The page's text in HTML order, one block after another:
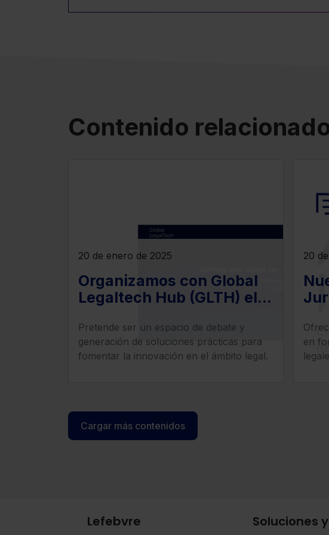
Contenido
20 de enero de 2025
Organizamos con Global
Legaltech Hub (GLTH) el
y soluciones de la
tecnología jurídica"
Pretende ser un espacio de debate y
generación de soluciones prácticas para
fomentar la innovación en el ámbito legal.
20
en
Cargar más contenidos
Lefebvre Soluciones